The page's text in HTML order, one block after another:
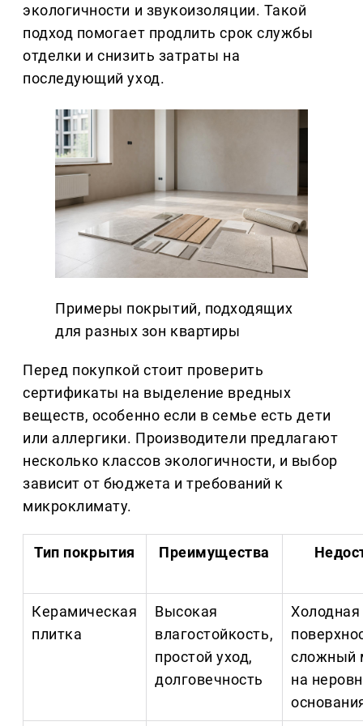
экологичности и звукоизоляции. Такой
подход помогает продлить срок службы
отделки и снизить затраты на
последующий уход.
Примеры покрытий, подходящих
для разных зон квартиры
Перед покупкой стоит проверить
сертификаты на выделение вредных
веществ, особенно если в семье есть дети
или аллергики. Производители предлагают
несколько классов экологичности, и выбор
зависит от бюджета и требований к
микроклимату.
Тип покрытия Преимущества
Керамическая
плитка
Высокая
влагостойкость,
простой уход,
долговечность
Холодная
сложный
на